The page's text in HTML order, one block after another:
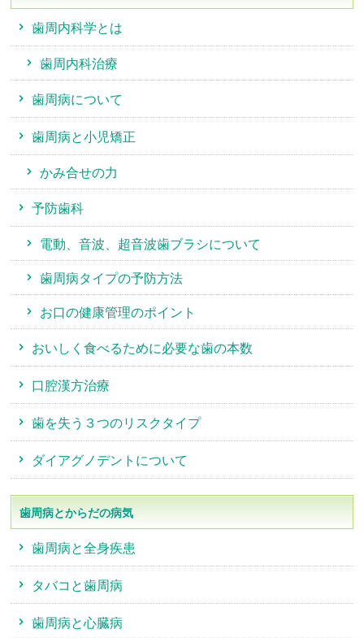
歯周内科学とは
歯周内科治療
歯周病について
歯周病と小児矯正
かみ合せの力
予防歯科
電動、音波、超音波歯ブラシについて
歯周病タイプの予防方法
お口の健康管理のポイント
おいしく食べるために必要な歯の本数
口腔漢方治療
歯を失う３つのリスクタイプ
ダイアグノデントについて
歯周病とからだの病気
歯周病と全身疾患
タバコと歯周病
歯周病と心臓病